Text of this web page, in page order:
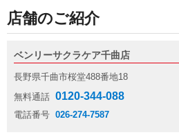
店舗のご紹介
ベンリーサクラケア千曲店
長野県千曲市桜堂488番地18
無料通話 0120-344-088
電話番号 026-274-7587